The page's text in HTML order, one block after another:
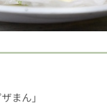
まん」